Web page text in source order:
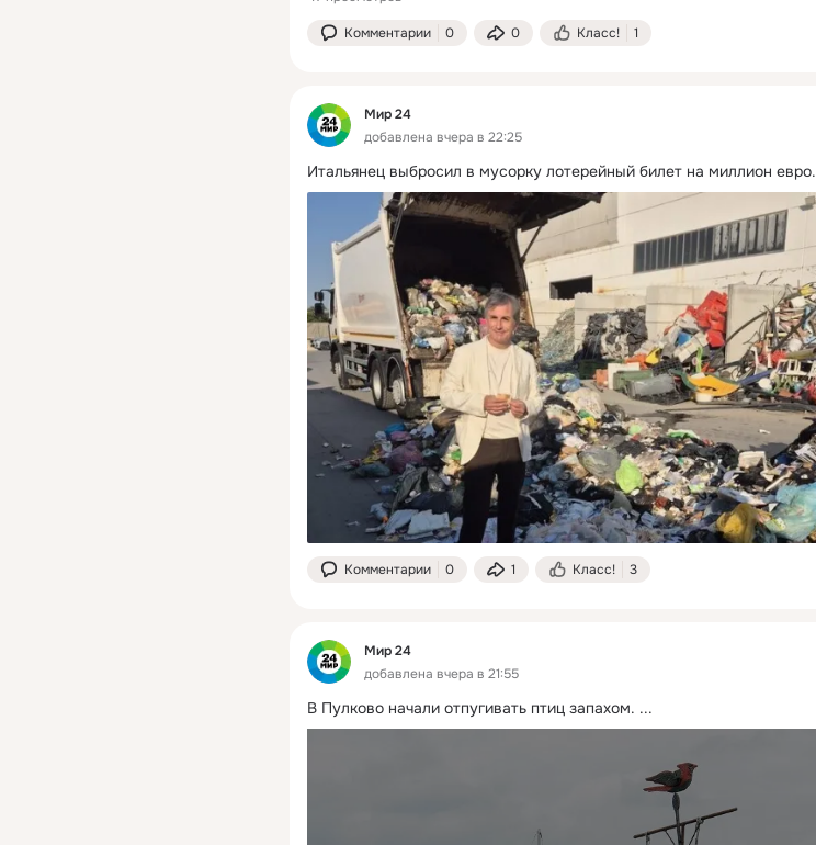
Комментарии 0 0 Класс! 1
Мир 24
добавлена вчера в 22:25
Итальянец выбросил в мусорку лотерейный билет на миллион евро.
Комментарии 0 1 Класс! 3
Мир 24
добавлена вчера в 21:55
В Пулково начали отпугивать птиц запахом. ...